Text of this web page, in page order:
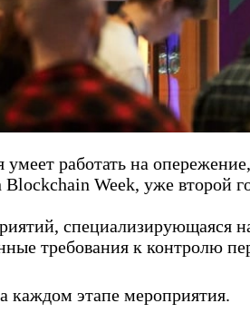
работать на
Week, уже второй
специализирующаяся
требования к контролю
каждом этапе мероприятия.